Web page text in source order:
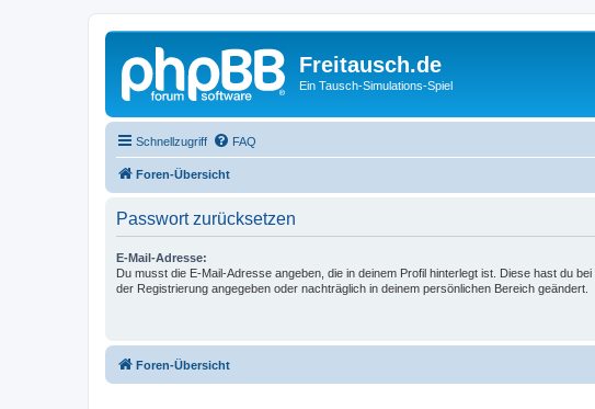
Freitausch.de
Ein Tausch-Simulations-Spiel
Schnellzugriff FAQ
Foren-Übersicht
Passwort zurücksetzen
E-Mail-Adresse:
Du musst die E-Mail-Adresse angeben, die in deinem Profil hinterlegt ist. Diese hast du bei
der Registrierung angegeben oder nachträglich in deinem persönlichen Bereich geändert.
Foren-Übersicht